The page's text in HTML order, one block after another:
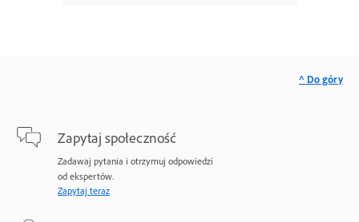
Zapytaj społeczność
Zadawaj pytania i otrzymuj odpowiedzi
od ekspertów.
Zapytaj teraz
^ Do góry